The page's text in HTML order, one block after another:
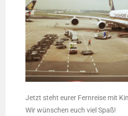
Jetzt steht eurer Fernreise mit
Wir wünschen euch viel Spaß!